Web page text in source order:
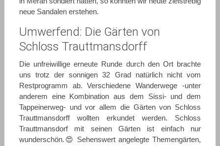
neue Sandalen erstehen.
Umwerfend: Die Gärten von
Schloss Trauttmansdorff
Die unfreiwillige erneute Runde durch den Ort brachte
uns trotz der sonnigen 32 Grad natürlich nicht vom
Restprogramm ab. Verschiedene Wanderwege -unter
anderem eine Kombination aus dem Sissi- und dem
Tappeinerweg- und vor allem die Gärten von Schloss
Trauttmansdorff wollten erkundet werden. Schloss
Trauttmansdorf mit seinen Gärten ist einfach nur
wunderschön.😍 Sehenswert angelegte Themengärten,